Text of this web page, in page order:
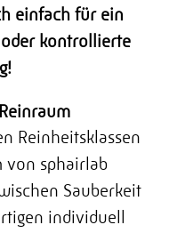
einfach für ein
kontrollierte
Reinheitsklassen
von sphairlab
Sauberkeit
individuell